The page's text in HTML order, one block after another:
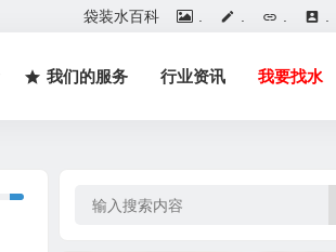
袋装水百科
我们的服务 行业资讯 我要找水